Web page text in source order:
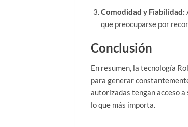
Comodidad y Fiabilidad:
que preocuparse por
Conclusión
En resumen, la tecnología
para generar
autorizadas tengan acceso
lo que más importa.